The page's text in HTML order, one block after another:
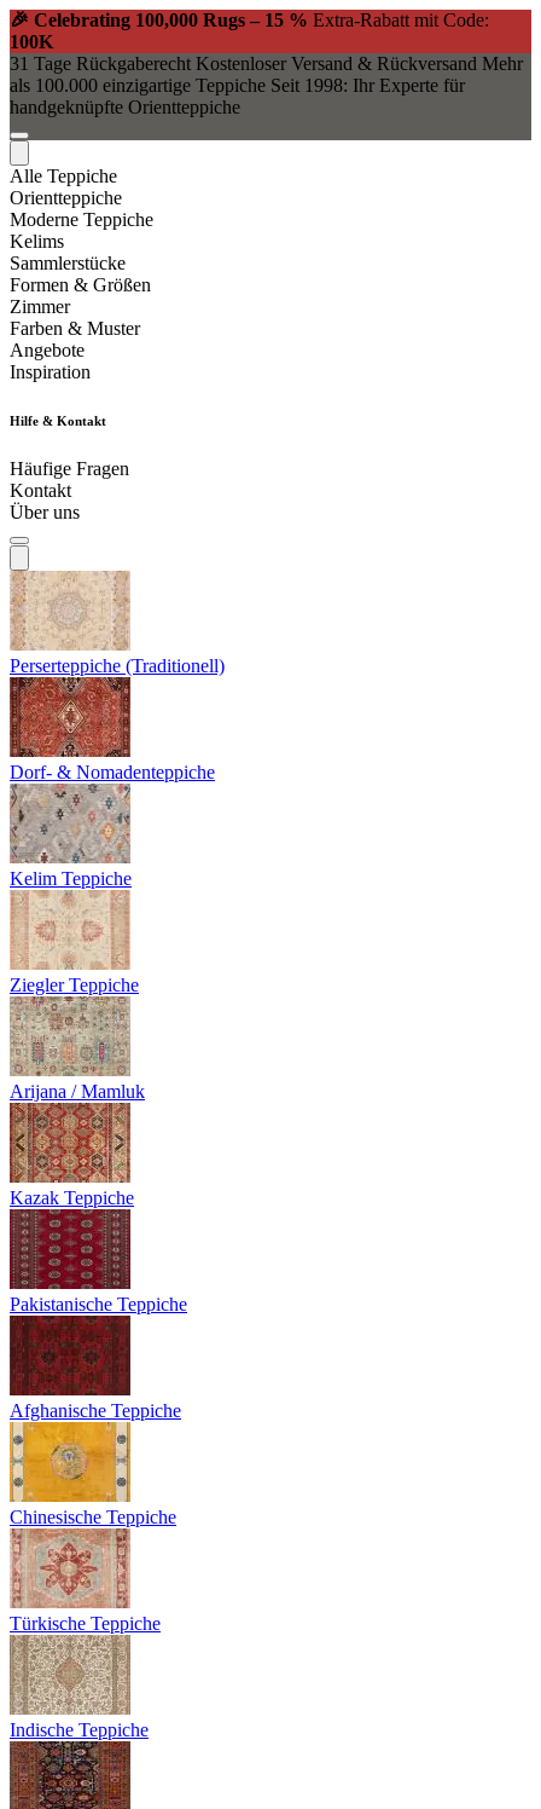
🎉 Celebrating 100,000 Rugs – 15 % Extra-Rabatt mit Code:
100K
31 Tage Rückgaberecht Kostenloser Versand & Rückversand Mehr
als 100.000 einzigartige Teppiche Seit 1998: Ihr Experte für
handgeknüpfte Orientteppiche
Alle Teppiche
Orientteppiche
Moderne Teppiche
Kelims
Sammlerstücke
Formen & Größen
Zimmer
Farben & Muster
Angebote
Inspiration
Hilfe & Kontakt
Häufige Fragen
Kontakt
Über uns
Perserteppiche (Traditionell)
Dorf- & Nomadenteppiche
Kelim Teppiche
Ziegler Teppiche
Arijana / Mamluk
Kazak Teppiche
Pakistanische Teppiche
Afghanische Teppiche
Chinesische Teppiche
Türkische Teppiche
Indische Teppiche